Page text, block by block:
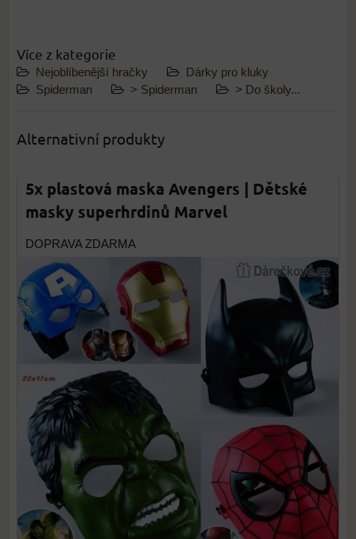
Více z kategorie
Nejoblíbenější hračky
Dárky pro kluky
Spiderman
> Spiderman > Do školy...
Alternativní produkty
5x plastová maska Avengers | Dětské
masky superhrdinů Marvel
DOPRAVA ZDARMA